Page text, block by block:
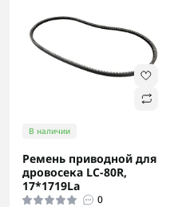
В наличии
Ремень приводной для
дровосека LC-80R,
17*1719La
0